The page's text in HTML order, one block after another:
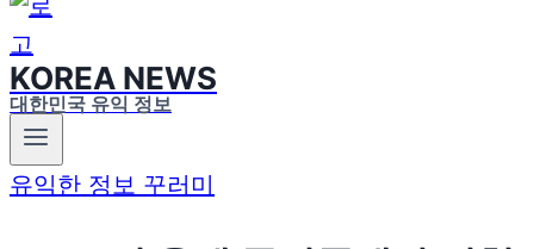
KOREA NEWS
대한민국 유익 정보
유익한 정보 꾸러미